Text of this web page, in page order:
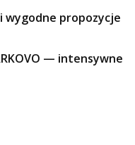
wygodne propozycje
— intensywne